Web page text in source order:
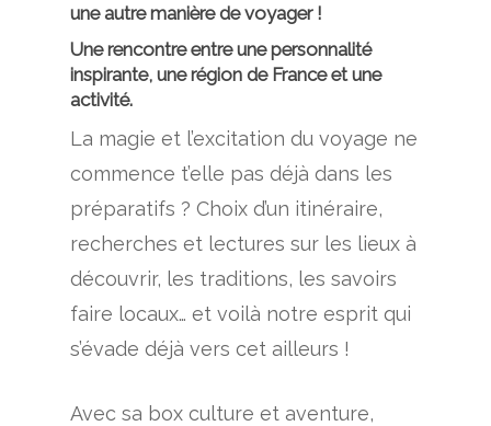
une autre manière de voyager !
Une rencontre entre une personnalité
inspirante, une région de France et une
activité.
La magie et l’excitation du voyage ne
commence t’elle pas déjà dans les
préparatifs ? Choix d’un itinéraire,
recherches et lectures sur les lieux à
découvrir, les traditions, les savoirs
faire locaux… et voilà notre esprit qui
s’évade déjà vers cet ailleurs !
Avec sa box culture et aventure,